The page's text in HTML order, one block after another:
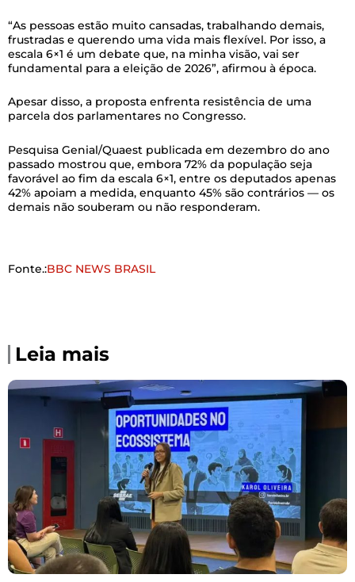
“As pessoas estão muito cansadas, trabalhando demais,
frustradas e querendo uma vida mais flexível. Por isso, a
escala 6×1 é um debate que, na minha visão, vai ser
fundamental para a eleição de 2026”, afirmou à época.
Apesar disso, a proposta enfrenta resistência de uma
parcela dos parlamentares no Congresso.
Pesquisa Genial/Quaest publicada em dezembro do ano
passado mostrou que, embora 72% da população seja
favorável ao fim da escala 6×1, entre os deputados apenas
42% apoiam a medida, enquanto 45% são contrários — os
demais não souberam ou não responderam.
Fonte.:BBC NEWS BRASIL
Leia mais